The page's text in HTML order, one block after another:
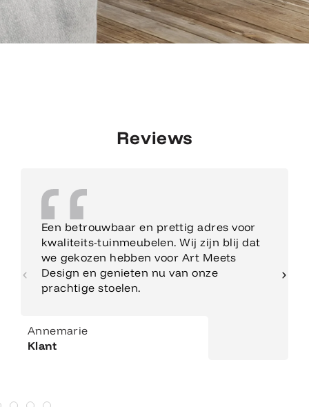
Reviews
Een betrouwbaar en prettig adres voor
kwaliteits-tuinmeubelen. Wij zijn blij dat
we gekozen hebben voor Art Meets
Design en genieten nu van onze
prachtige stoelen.
Annemarie
Klant